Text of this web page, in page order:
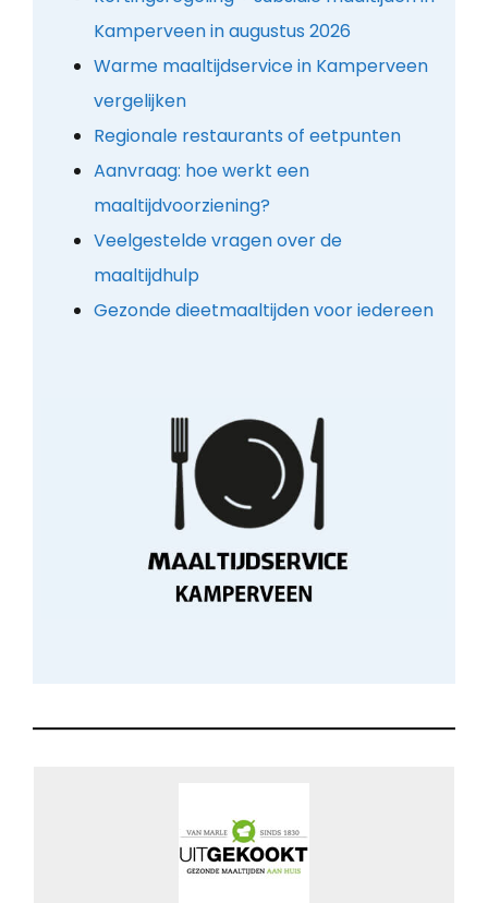
Kamperveen in augustus 2026
Warme maaltijdservice in Kamperveen
vergelijken
Regionale restaurants of eetpunten
Aanvraag: hoe werkt een
maaltijdvoorziening?
Veelgestelde vragen over de
maaltijdhulp
Gezonde dieetmaaltijden voor iedereen